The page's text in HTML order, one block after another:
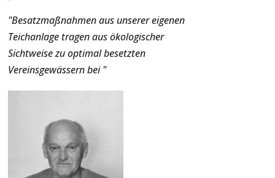
"Besatzmaßnahmen aus unserer eigenen
Teichanlage tragen aus ökologischer
Sichtweise zu optimal besetzten
Vereinsgewässern bei "